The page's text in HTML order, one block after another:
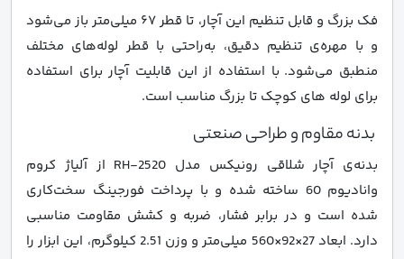
فک بزرگ و قابل تنظیم این آچار، تا قطر ۶۷ میلی‌متر باز می‌شود
و با مهره‌ی تنظیم دقیق، به‌راحتی با قطر لوله‌های مختلف
منطبق می‌شود. با استفاده از این قابلیت آچار برای استفاده
برای لوله های کوچک تا بزرگ مناسب است.
بدنه مقاوم و طراحی صنعتی
بدنه‌ی آچار شلاقی رونیکس مدل RH-2520 از آلیاژ کروم
وانادیوم 60 ساخته شده و با پرداخت فورجینگ سخت‌کاری
شده است و در برابر فشار، ضربه و کشش مقاومت مناسبی
دارد. ابعاد 27×92×560 میلی‌متر و وزن 2.51 کیلوگرم، این ابزار را